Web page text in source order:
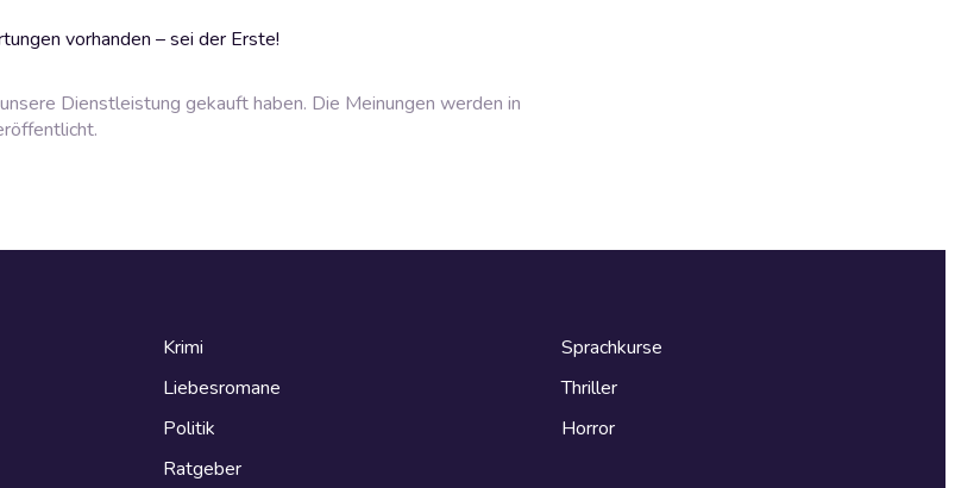
vorhanden – sei der Erste!
Dienstleistung gekauft haben. Die Meinungen werden in
Krimi
Liebesromane
Politik
Ratgeber
Sprachkurse
Thriller
Horror